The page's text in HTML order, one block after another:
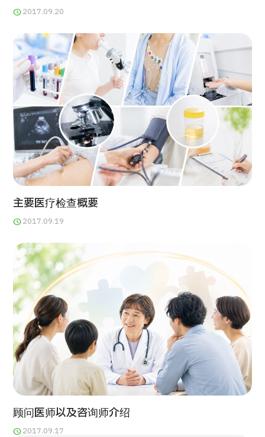
2017.09.20
主要医疗检查概要
2017.09.19
顾问医师以及咨询师介绍
2017.09.17